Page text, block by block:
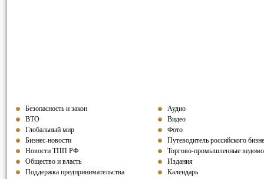
Безопасность и закон
ВТО
Глобальный мир
Бизнес-новости
Новости ТПП РФ
Общество и власть
Поддержка предпринимательства
Аудио
Видео
Фото
Путеводитель российского
Торгово-промышленные
Издания
Календарь